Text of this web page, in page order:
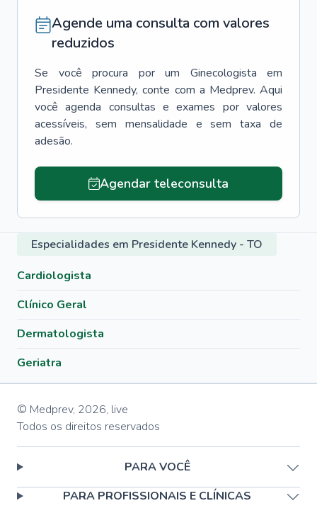
Agende uma consulta com valores
reduzidos
Se você procura por um Ginecologista
em
Presidente Kennedy, conte com a Medprev. Aqui
você agenda consultas e exames por valores
acessíveis, sem mensalidade e sem taxa de
adesão.
Agendar teleconsulta
Especialidades em Presidente Kennedy - TO
Cardiologista
Clínico Geral
Dermatologista
Geriatra
© Medprev, 2026, live
Todos os direitos reservados
PARA VOCÊ
PARA PROFISSIONAIS E CLÍNICAS